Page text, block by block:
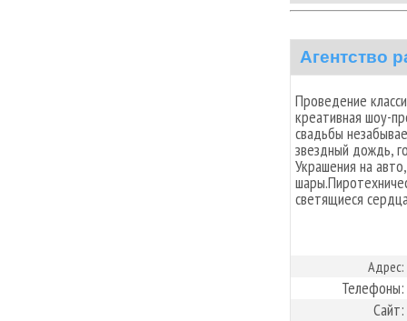
Агентство
Проведение
креативная шоу-
свадьбы
звездный дождь,
Украшения на
светящиеся
Адрес:
Телефоны:
Сайт: